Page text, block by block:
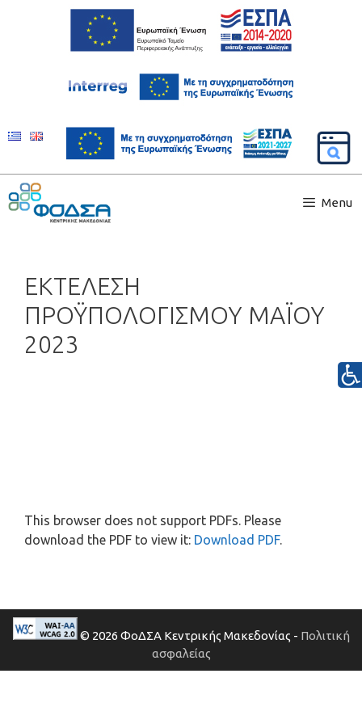
Menu
ΕΚΤΕΛΕΣΗ
ΠΡΟΫΠΟΛΟΓΙΣΜΟΥ ΜΑΪΟΥ
2023
This browser does not support PDFs. Please
download the PDF to view it: Download PDF.
© 2026 ΦοΔΣΑ Κεντρικής Μακεδονίας - Πολιτική
ασφαλείας